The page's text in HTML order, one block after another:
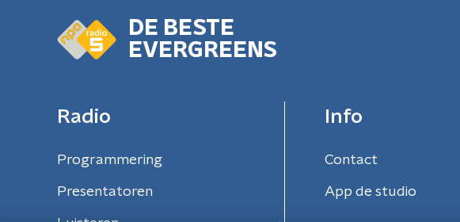
DE BESTE
EVERGREENS
Radio
Programmering
Presentatoren
Info
Contact
App de studio